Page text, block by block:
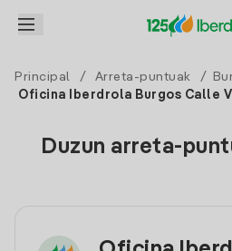
Principal / Arreta-puntuak /
Oficina Iberdrola Burgos Calle
Duzun arreta-